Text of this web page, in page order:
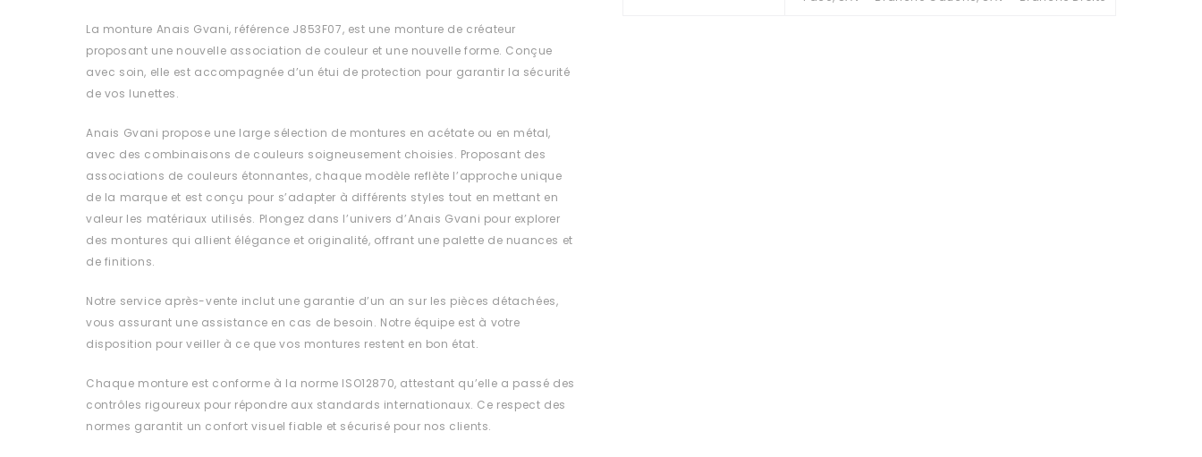
La monture Anais Gvani, référence J853F07, est une monture de créateur
proposant une nouvelle association de couleur et une nouvelle forme. Conçue
avec soin, elle est accompagnée d’un étui de protection pour garantir la sécurité
de vos lunettes.
Anais Gvani propose une large sélection de montures en acétate ou en métal,
avec des combinaisons de couleurs soigneusement choisies. Proposant des
associations de couleurs étonnantes, chaque modèle reflète l’approche unique
de la marque et est conçu pour s’adapter à différents styles tout en mettant en
valeur les matériaux utilisés. Plongez dans l’univers d’Anais Gvani pour explorer
des montures qui allient élégance et originalité, offrant une palette de nuances et
de finitions.
Notre service après-vente inclut une garantie d’un an sur les pièces détachées,
vous assurant une assistance en cas de besoin. Notre équipe est à votre
disposition pour veiller à ce que vos montures restent en bon état.
Chaque monture est conforme à la norme ISO12870, attestant qu’elle a passé des
contrôles rigoureux pour répondre aux standards internationaux. Ce respect des
normes garantit un confort visuel fiable et sécurisé pour nos clients.